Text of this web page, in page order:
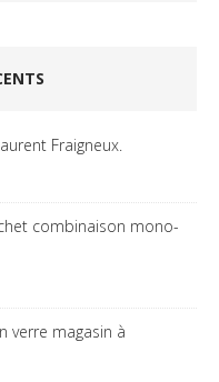
Fraigneux.
combinaison mono-
verre magasin à